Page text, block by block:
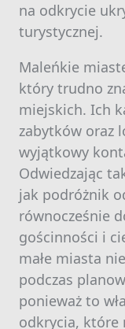
na odkrycie
turystycznej.
Maleńkie
który trudno
miejskich. Ich
zabytków oraz
wyjątkowy
Odwiedzając
jak podróżnik
równocześnie
gościnności i
małe miasta
podczas
ponieważ to
odkrycia, które